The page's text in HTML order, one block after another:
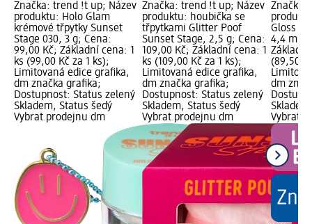
Značka: trend !t up; Název
produktu: Holo Glam
krémové třpytky Sunset
Stage 030, 3 g; Cena:
99,00 Kč; Základní cena: 1
ks (99,00 Kč za 1 ks);
Limitovaná edice grafika,
dm značka grafika;
Dostupnost: Status zelený
Skladem, Status šedý
Vybrat prodejnu dm
Značka: trend !t up; Název
produktu: houbička se
třpytkami Glitter Poof
Sunset Stage, 2,5 g; Cena:
109,00 Kč; Základní cena: 1
ks (109,00 Kč za 1 ks);
Limitovaná edice grafika,
dm značka grafika;
Dostupnost: Status zelený
Skladem, Status šedý
Vybrat prodejnu dm
Značka:
Gloss
4,4 ml;
Základní
(89,50
dm
Vybrat